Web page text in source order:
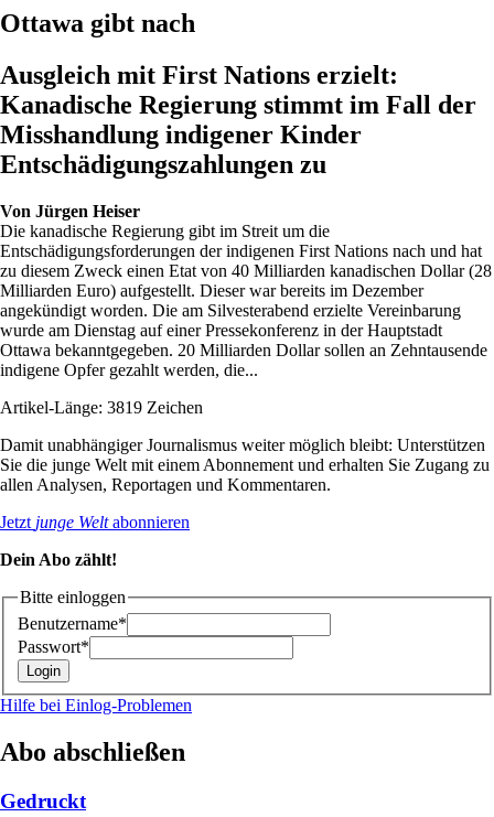
Ottawa gibt nach
Ausgleich mit First Nations erzielt:
Kanadische Regierung stimmt im Fall der
Misshandlung indigener Kinder
Entschädigungszahlungen zu
Von Jürgen Heiser
Die kanadische Regierung gibt im Streit um die
Entschädigungsforderungen der indigenen First Nations nach und hat
zu diesem Zweck einen Etat von 40 Milliarden kanadischen Dollar (28
Milliarden Euro) aufgestellt. Dieser war bereits im Dezember
angekündigt worden. Die am Silvesterabend erzielte Vereinbarung
wurde am Dienstag auf einer Pressekonferenz in der Hauptstadt
Ottawa bekanntgegeben. 20 Milliarden Dollar sollen an Zehntausende
indigene Opfer gezahlt werden, die...
Artikel-Länge: 3819 Zeichen
Damit unabhängiger Journalismus weiter möglich bleibt: Unterstützen
Sie die junge Welt mit einem Abonnement und erhalten Sie Zugang zu
allen Analysen, Reportagen und Kommentaren.
Jetzt junge Weltabonnieren
Dein Abo zählt!
Bitte einloggen
Benutzername*
Passwort*
Hilfe bei Einlog-Problemen
Abo abschließen
Gedruckt